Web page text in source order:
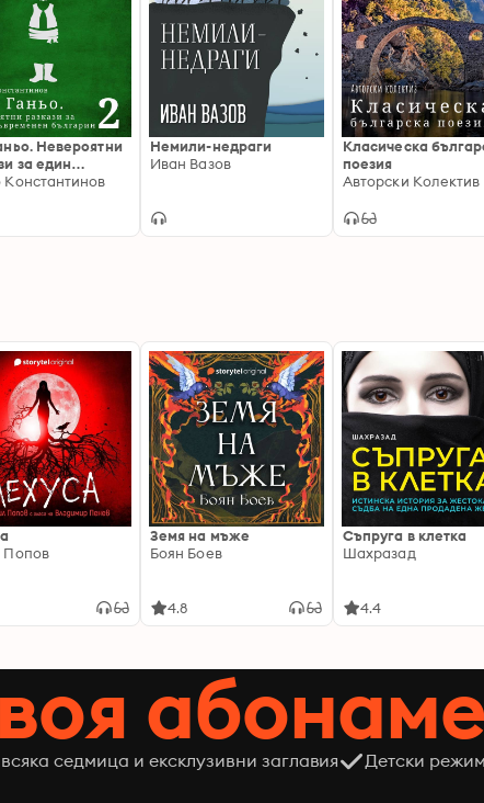
Невероятни
за един
българин 2
Константинов
Немили-недраги
Иван Вазов
Класическа
поезия
Авторски Колектив
Попов
Земя на мъже
Боян Боев
4.8
Съпруга в клетка
Шахразад
4.4
седмица и ексклузивни заглавия Детски